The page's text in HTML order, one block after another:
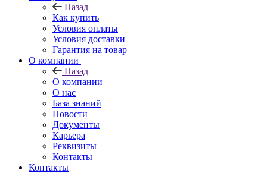
Назад
Как купить
Условия оплаты
Условия доставки
Гарантия на товар
О компании
Назад
О компании
О нас
База знаний
Новости
Документы
Карьера
Реквизиты
Контакты
Контакты